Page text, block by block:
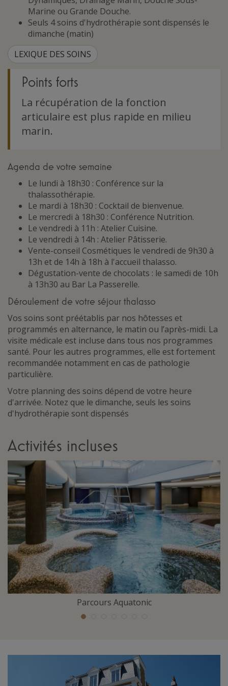
Marine ou Grande Douche.
Seuls 4 soins d'hydrothérapie sont dispensés le
dimanche (matin)
LEXIQUE DES SOINS
Points forts
La récupération de la fonction
articulaire est plus rapide en milieu
marin.
Agenda de votre semaine
Le lundi à 18h30 : Conférence sur la
thalassothérapie.
Le mardi à 18h30 : Cocktail de bienvenue.
Le mercredi à 18h30 : Conférence Nutrition.
Le vendredi à 11h : Atelier Cuisine.
Le vendredi à 14h : Atelier Pâtisserie.
Vente-conseil Cosmétiques le vendredi de 9h30 à
13h et de 14h à 18h à l'accueil thalasso.
Dégustation-vente de chocolats : le samedi de 10h
à 13h30 au Bar La Passerelle.
Déroulement de votre séjour thalasso
Vos soins sont préétablis par nos hôtesses et
programmés en alternance, le matin ou l’après-midi. La
visite médicale est incluse dans tous nos programmes
santé. Pour les autres programmes, elle est fortement
recommandée notamment en cas de pathologie
particulière.
Votre planning des soins dépend de votre heure
d'arrivée. Notez que le dimanche, seuls les soins
d'hydrothérapie sont dispensés
Activités incluses
Parcours Aquatonic